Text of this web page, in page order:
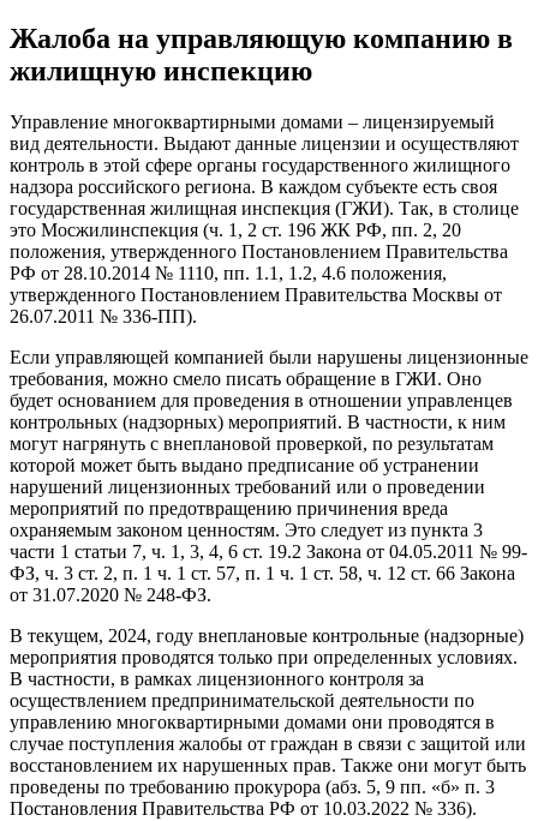
Жалоба на управляющую компанию в
жилищную инспекцию
Управление многоквартирными домами – лицензируемый
вид деятельности. Выдают данные лицензии и осуществляют
контроль в этой сфере органы государственного жилищного
надзора российского региона. В каждом субъекте есть своя
государственная жилищная инспекция (ГЖИ). Так, в столице
это Мосжилинспекция (ч. 1, 2 ст. 196 ЖК РФ, пп. 2, 20
положения, утвержденного Постановлением Правительства
РФ от 28.10.2014 № 1110, пп. 1.1, 1.2, 4.6 положения,
утвержденного Постановлением Правительства Москвы от
26.07.2011 № 336-ПП).
Если управляющей компанией были нарушены лицензионные
требования, можно смело писать обращение в ГЖИ. Оно
будет основанием для проведения в отношении управленцев
контрольных (надзорных) мероприятий. В частности, к ним
могут нагрянуть с внеплановой проверкой, по результатам
которой может быть выдано предписание об устранении
нарушений лицензионных требований или о проведении
мероприятий по предотвращению причинения вреда
охраняемым законом ценностям. Это следует из пункта 3
части 1 статьи 7, ч. 1, 3, 4, 6 ст. 19.2 Закона от 04.05.2011 № 99-
ФЗ, ч. 3 ст. 2, п. 1 ч. 1 ст. 57, п. 1 ч. 1 ст. 58, ч. 12 ст. 66 Закона
от 31.07.2020 № 248-ФЗ.
В текущем, 2024, году внеплановые контрольные (надзорные)
мероприятия проводятся только при определенных условиях.
В частности, в рамках лицензионного контроля за
осуществлением предпринимательской деятельности по
управлению многоквартирными домами они проводятся в
случае поступления жалобы от граждан в связи с защитой или
восстановлением их нарушенных прав. Также они могут быть
проведены по требованию прокурора (абз. 5, 9 пп. «б» п. 3
Постановления Правительства РФ от 10.03.2022 № 336).